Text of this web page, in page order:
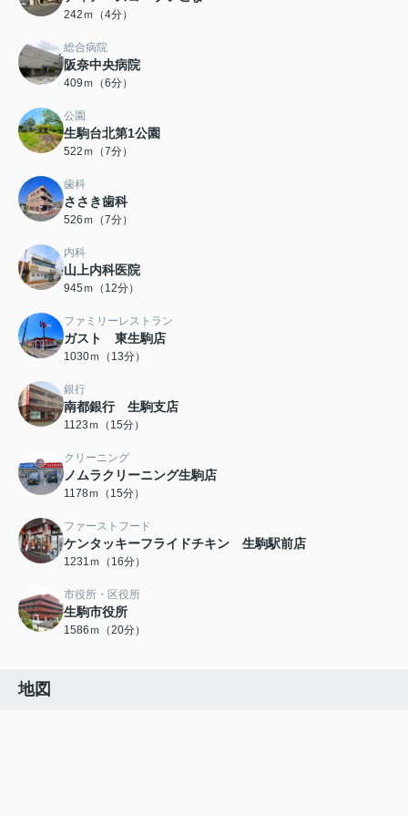
242ｍ（4分）
総合病院
阪奈中央病院
409ｍ（6分）
公園
生駒台北第1公園
522ｍ（7分）
歯科
ささき歯科
526ｍ（7分）
内科
山上内科医院
945ｍ（12分）
ファミリーレストラン
ガスト 東生駒店
1030ｍ（13分）
銀行
南都銀行 生駒支店
1123ｍ（15分）
クリーニング
ノムラクリーニング生駒店
1178ｍ（15分）
ファーストフード
ケンタッキーフライドチキン 生駒駅前店
1231ｍ（16分）
市役所・区役所
生駒市役所
1586ｍ（20分）
地図